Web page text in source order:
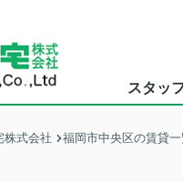
スタッ
株式会社 福岡市中央区の賃貸一